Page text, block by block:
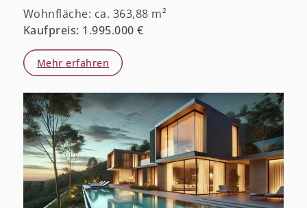
Wohnfläche: ca. 363,88 m²
Kaufpreis: 1.995.000 €
Mehr erfahren